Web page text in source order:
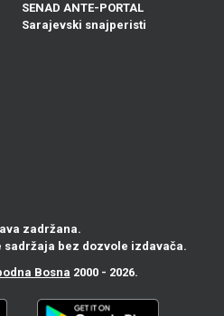
SENAD ANTE-PORTAL
Sarajevski snajperisti
zadržana.
bez dozvole izdavača.
Bosna 2000 - 2026.